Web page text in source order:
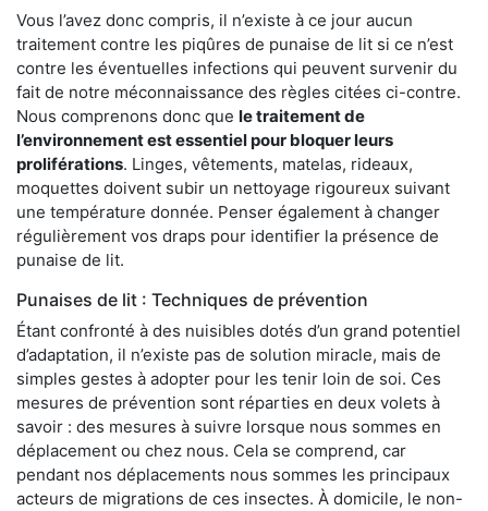
Vous l’avez donc compris, il n’existe à ce jour aucun
traitement contre les piqûres de punaise de lit si ce n’est
contre les éventuelles infections qui peuvent survenir du
fait de notre méconnaissance des règles citées ci-contre.
Nous comprenons donc que le traitement de
l’environnement est essentiel pour bloquer leurs
proliférations. Linges, vêtements, matelas, rideaux,
moquettes doivent subir un nettoyage rigoureux suivant
une température donnée. Penser également à changer
régulièrement vos draps pour identifier la présence de
punaise de lit.
Punaises de lit : Techniques de prévention
Étant confronté à des nuisibles dotés d’un grand potentiel
d’adaptation, il n’existe pas de solution miracle, mais de
simples gestes à adopter pour les tenir loin de soi. Ces
mesures de prévention sont réparties en deux volets à
savoir : des mesures à suivre lorsque nous sommes en
déplacement ou chez nous. Cela se comprend, car
pendant nos déplacements nous sommes les principaux
acteurs de migrations de ces insectes. À domicile, le non-